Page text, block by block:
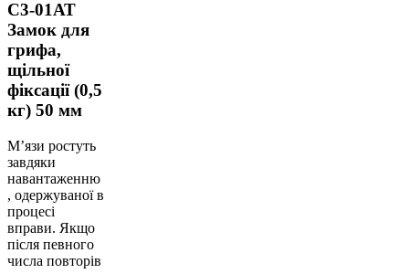
С3-01АТ
Замок для
грифа,
щільної
фіксації (0,5
кг) 50 мм
М’язи ростуть
завдяки
навантаженню
, одержуваної в
процесі
вправи. Якщо
після певного
числа повторів